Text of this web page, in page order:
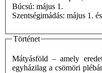
Búcsú: május 1.
Szentségimádás:
Történet
Mátyásföld – amely
egyházilag a csömöri